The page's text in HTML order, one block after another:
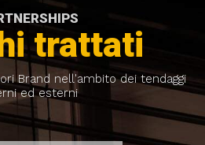
trattati
Brand nell'ambito dei tendaggi
ed esterni